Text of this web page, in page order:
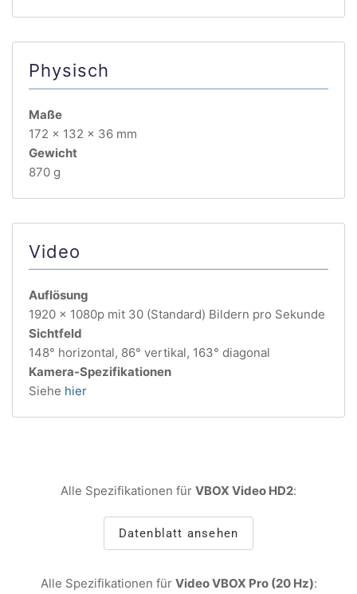
Physisch
Maße
172 x 132 x 36 mm
Gewicht
870 g
Video
Auflösung
1920 x 1080p mit 30 (Standard) Bildern pro Sekunde
Sichtfeld
148° horizontal, 86° vertikal, 163° diagonal
Kamera-Spezifikationen
Siehe hier
Alle Spezifikationen für VBOX Video HD2:
Datenblatt ansehen
Alle Spezifikationen für Video VBOX Pro (20 Hz):